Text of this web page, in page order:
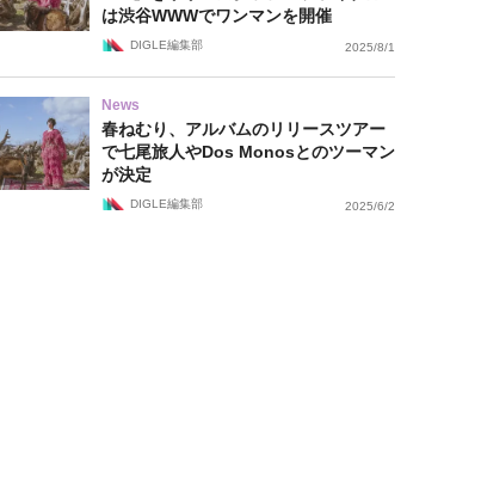
は渋谷WWWでワンマンを開催
DIGLE編集部 2025/8/1
News
春ねむり、アルバムのリリースツアー
で七尾旅人やDos Monosとのツーマン
が決定
DIGLE編集部 2025/6/2